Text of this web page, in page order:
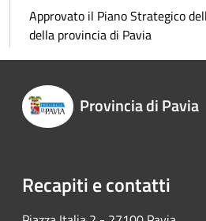
Approvato il Piano Strategico
della provincia di Pavia
Provincia di Pavia
Recapiti e contatti